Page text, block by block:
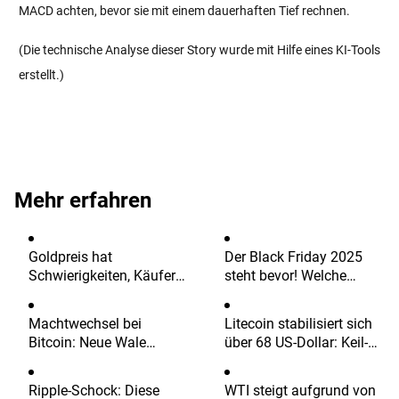
MACD achten, bevor sie mit einem dauerhaften Tief rechnen.
(Die technische Analyse dieser Story wurde mit Hilfe eines KI-Tools
erstellt.)
Mehr erfahren
Goldpreis hat
Schwierigkeiten, Käufer
Lockerung der
Spannungen im Nahen
Osten den schwächeren
USD ausgleicht
Der Black Friday 2025
steht bevor! Welche
sein?
Machtwechsel bei
Bitcoin: Neue Wale
Markt wird nervöser
Litecoin stabilisiert sich
über 68 US-Dollar: Keil-
Rate dreht positiv
Ripple-Schock: Diese
WTI steigt aufgrund von